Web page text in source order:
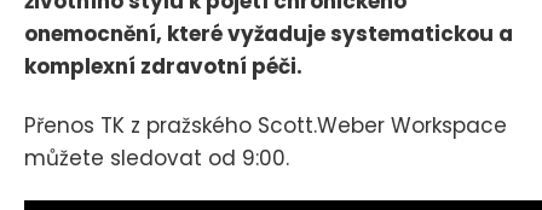
onemocnění, které vyžaduje systematickou a
komplexní zdravotní péči.
Přenos TK z pražského Scott.Weber Workspace
můžete sledovat od 9:00.